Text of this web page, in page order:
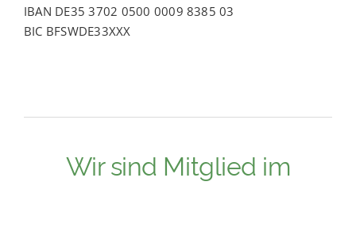
IBAN DE35 3702 0500 0009 8385 03
BIC BFSWDE33XXX
Wir sind Mitglied im